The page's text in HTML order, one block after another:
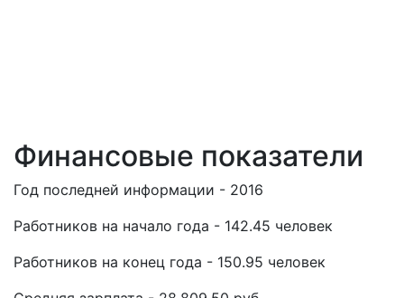
Финансовые показатели
Год последней информации - 2016
Работников на начало года - 142.45 человек
Работников на конец года - 150.95 человек